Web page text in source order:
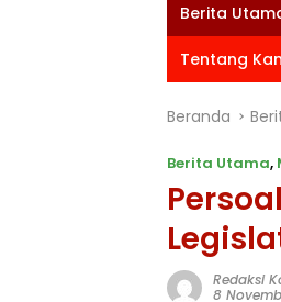
Berita
Tentang
Beranda
Berita Utama,
Redaksi
8